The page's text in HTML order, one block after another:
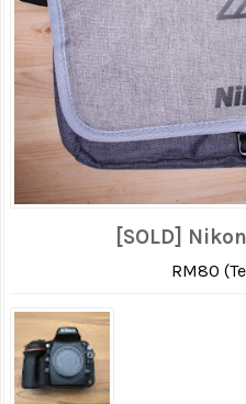
[SOLD]
RM80